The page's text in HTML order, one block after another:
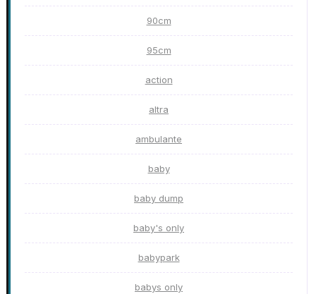
90cm
95cm
action
altra
ambulante
baby
baby dump
baby's only
babypark
babys only